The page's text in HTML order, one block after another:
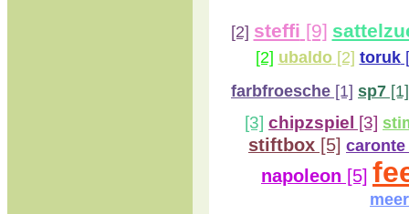
[2] steffi [9]
[2] ubaldo[2] toruk
farbfroesche [1] sp7 [1]
[3] chipzspiel [3]
stiftbox [5] caronte
napoleon [5]